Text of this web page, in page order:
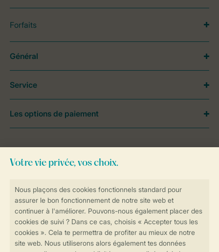
Réservations en ligne rapides et sécurisées
Forfaits
contactez notreContact Center.
Général
Service
Les options de paiement